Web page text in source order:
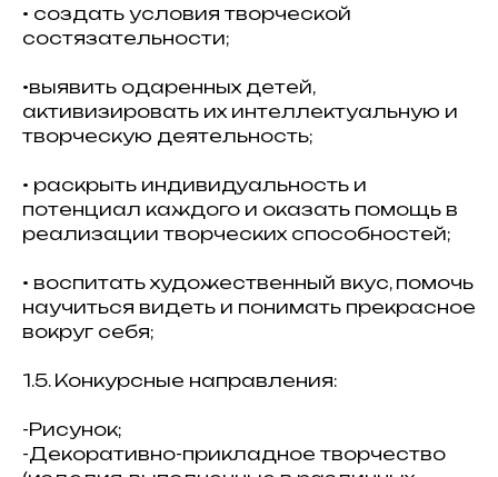
• создать условия творческой
состязательности;
•выявить одаренных детей,
активизировать их интеллектуальную и
творческую деятельность;
• раскрыть индивидуальность и
потенциал каждого и оказать помощь в
реализации творческих способностей;
• воспитать художественный вкус, помочь
научиться видеть и понимать прекрасное
вокруг себя;
1.5. Конкурсные направления:
-Рисунок;
-Декоративно-прикладное творчество